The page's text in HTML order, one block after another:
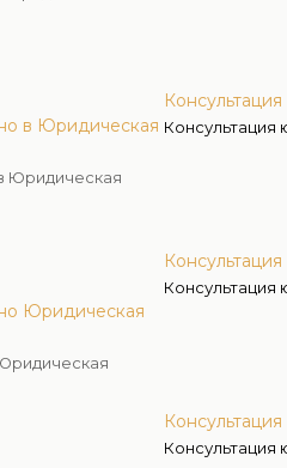
в Юридическая
Юридическая
Юридическая
Консультация
Консультация